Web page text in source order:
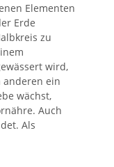
Elementen
Erde
zu
wird,
anderen ein
wächst,
Auch
Als